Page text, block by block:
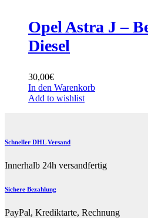
Opel Astra J –
Diesel
30,00€
In den Warenkorb
Add to wishlist
Schneller DHL Versand
Innerhalb 24h versandfertig
Sichere Bezahlung
PayPal, Krediktarte, Rechnung